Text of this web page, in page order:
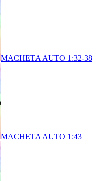
MACHETA AUTO 1:32-38
MACHETA AUTO 1:43